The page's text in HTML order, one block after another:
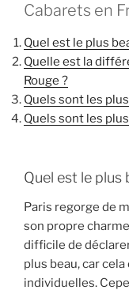
Cabarets en
Quel est le plus
Quelle est la
Rouge ?
Quels sont les
Quels sont les
Quel est le plus
Paris regorge de
son propre
difficile de
plus beau, car
individuelles.